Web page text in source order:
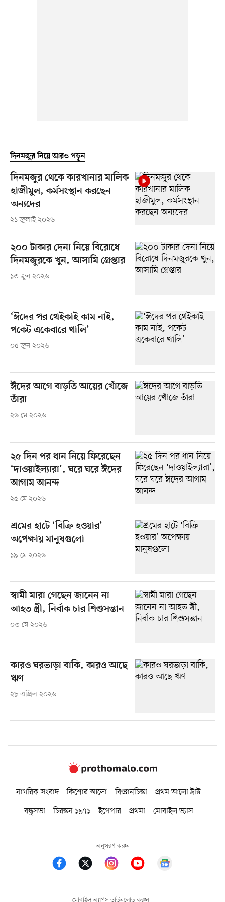
দিনমজুর নিয়ে আরও পড়ুন
দিনমজুর থেকে কারখানার মালিক
হাজীমুল, কর্মসংস্থান করছেন
অন্যদের
২১ জুলাই ২০২৬
২০০ টাকার দেনা নিয়ে বিরোধে
দিনমজুরকে খুন, আসামি গ্রেপ্তার
১৩ জুন ২০২৬
‘ঈদের পর থেইকাই কাম নাই,
পকেট একেবারে খালি’
০৫ জুন ২০২৬
ঈদের আগে বাড়তি আয়ের খোঁজে
তাঁরা
২৬ মে ২০২৬
২৫ দিন পর ধান নিয়ে ফিরেছেন
‘দাওয়াইল্যারা’, ঘরে ঘরে ঈদের
আগাম আনন্দ
২৫ মে ২০২৬
শ্রমের হাটে ‘বিক্রি হওয়ার’
অপেক্ষায় মানুষগুলো
১৯ মে ২০২৬
স্বামী মারা গেছেন জানেন না
আহত স্ত্রী, নির্বাক চার শিশুসন্তান
০৩ মে ২০২৬
কারও ঘরভাড়া বাকি, কারও আছে
ঋণ
২৮ এপ্রিল ২০২৬
নাগরিক সংবাদ কিশোর আলো বিজ্ঞানচিন্তা
প্রথম আলো ট্রাস্ট
বন্ধুসভা
চিরন্তন ১৯৭১ ইপেপার প্রথমা মোবাইল ভ্যাস
অনুসরণ করুন
মোবাইল অ্যাপস ডাউনলোড করুন